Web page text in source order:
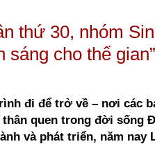
thứ 30, nhóm
sáng cho thế gian”
đi để trở về – nơi các
quen trong đời sống
và phát triển, năm